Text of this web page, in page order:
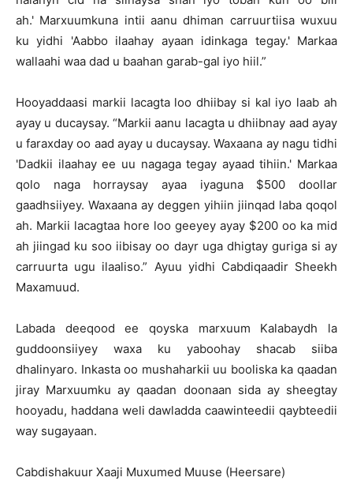
ah.' Marxuumkuna intii aanu dhiman carruurtiisa wuxuu
ku yidhi 'Aabbo ilaahay ayaan idinkaga tegay.' Markaa
wallaahi waa dad u baahan garab-gal iyo hiil.”
Hooyaddaasi markii lacagta loo dhiibay si kal iyo laab ah
ayay u ducaysay. “Markii aanu lacagta u dhiibnay aad ayay
u faraxday oo aad ayay u ducaysay. Waxaana ay nagu tidhi
'Dadkii ilaahay ee uu nagaga tegay ayaad tihiin.' Markaa
qolo naga horraysay ayaa iyaguna $500 doollar
gaadhsiiyey. Waxaana ay deggen yihiin jiinqad laba qoqol
ah. Markii lacagtaa hore loo geeyey ayay $200 oo ka mid
ah jiingad ku soo iibisay oo dayr uga dhigtay guriga si ay
carruurta ugu ilaaliso.” Ayuu yidhi Cabdiqaadir Sheekh
Maxamuud.
Labada deeqood ee qoyska marxuum Kalabaydh la
guddoonsiiyey waxa ku yaboohay shacab siiba
dhalinyaro. Inkasta oo mushaharkii uu booliska ka qaadan
jiray Marxuumku ay qaadan doonaan sida ay sheegtay
hooyadu, haddana weli dawladda caawinteedii qaybteedii
way sugayaan.
Cabdishakuur Xaaji Muxumed Muuse (Heersare)